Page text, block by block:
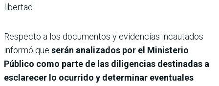
libertad.
Respecto a los documentos y evidencias incautados
informó que serán analizados por el Ministerio
Público como parte de las diligencias destinadas a
esclarecer lo ocurrido y determinar eventuales